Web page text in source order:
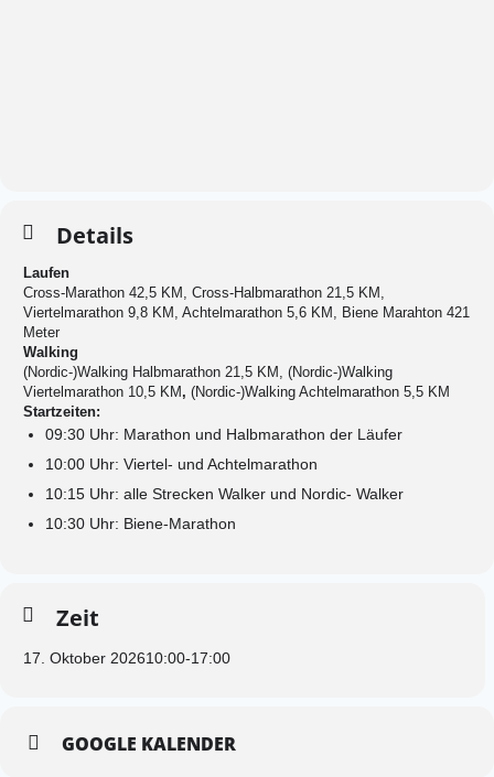
Details
Laufen
Cross-Marathon 42,5 KM, Cross-Halbmarathon 21,5 KM,
Viertelmarathon 9,8 KM, Achtelmarathon 5,6 KM, Biene Marahton 421
Meter
Walking
(Nordic-)Walking Halbmarathon 21,5 KM, (Nordic-)Walking
Viertelmarathon 10,5 KM , (Nordic-)Walking Achtelmarathon 5,5 KM
Startzeiten:
09:30 Uhr: Marathon und Halbmarathon der Läufer
10:00 Uhr: Viertel- und Achtelmarathon
10:15 Uhr: alle Strecken Walker und Nordic- Walker
10:30 Uhr: Biene-Marathon
Zeit
17. Oktober 202610:00-17:00
GOOGLE KALENDER